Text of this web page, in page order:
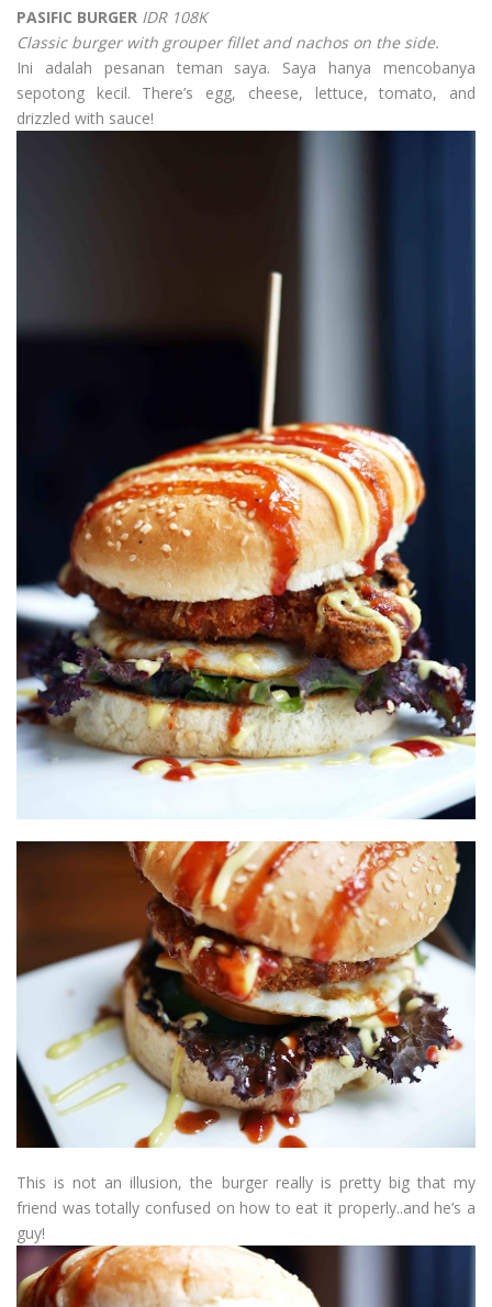
PASIFIC BURGER IDR 108K
Classic burger with grouper fillet and nachos on the side.
Ini adalah pesanan teman saya. Saya hanya mencobanya
sepotong kecil. There’s egg, cheese, lettuce, tomato, and
drizzled with sauce!
This is not an illusion, the burger really is pretty big that my
friend was totally confused on how to eat it properly..and he’s a
guy!